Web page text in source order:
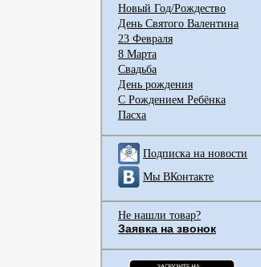
Новый Год/Рождество
День Святого Валентина
23 Февраля
8 Марта
Свадьба
День рождения
С Рождением Ребёнка
Пасха
Подписка на новости
Мы ВКонтакте
Не нашли товар?
Заявка на звонок